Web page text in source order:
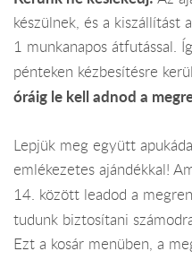
készülnek, és a kiszállítást
1 munkanapos átfutással.
pénteken kézbesítésre
óráig le kell adnod a
Lepjük meg együtt
emlékezetes ajándékkal!
14. között leadod a
tudunk biztosítani
Ezt a kosár menüben, a